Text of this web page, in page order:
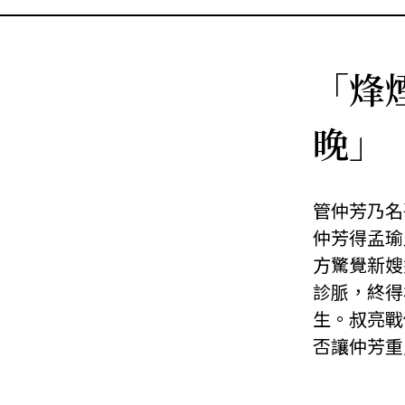
「
晚」
管仲芳乃
仲芳得孟
方驚覺新
診脈，終
生。叔亮
否讓仲芳